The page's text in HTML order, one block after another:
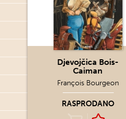
Djevojčica Bois-
Caiman
François Bourgeon
RASPRODANO